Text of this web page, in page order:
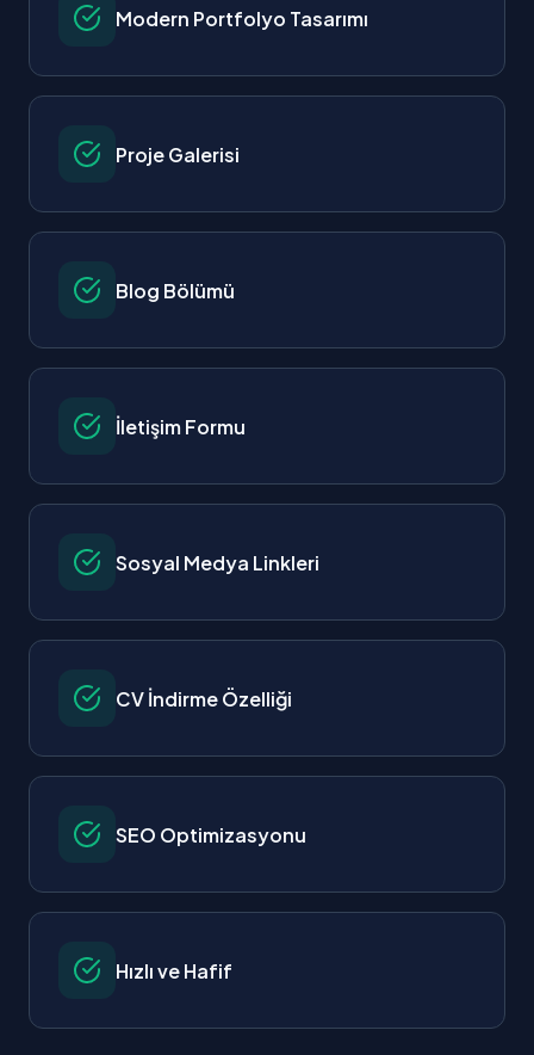
Modern Portfolyo Tasarımı
Proje Galerisi
Blog Bölümü
İletişim Formu
Sosyal Medya Linkleri
CV İndirme Özelliği
SEO Optimizasyonu
Hızlı ve Hafif